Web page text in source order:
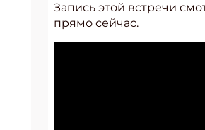
Запись этой встречи
прямо сейчас.